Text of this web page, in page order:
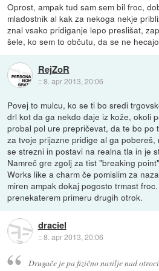
Oprost, ampak tud sam sem bil froc,
mladostnik al kak za nekoga nekje
znal vsako pridiganje lepo preslišat,
šele, ko sem to občutu, da se ne
RejZoR
::8. apr 2013, 20:06
Povej to mulcu, ko se ti bo sredi
drl kot da ga nekdo daje iz kože, okoli
probal pol ure prepričevat, da te bo po
za tvoje prijazne pridige al ga
se strezni in postavi na realna tla in je
Namreč gre zgolj za tist "breaking
Works like a charm če pomislim za
miren ampak dokaj pogosto trmast
prenekaterem primeru drugih otrok.
draciel
::8. apr 2013, 20:06
Drugače je pa fizično nasilje nad